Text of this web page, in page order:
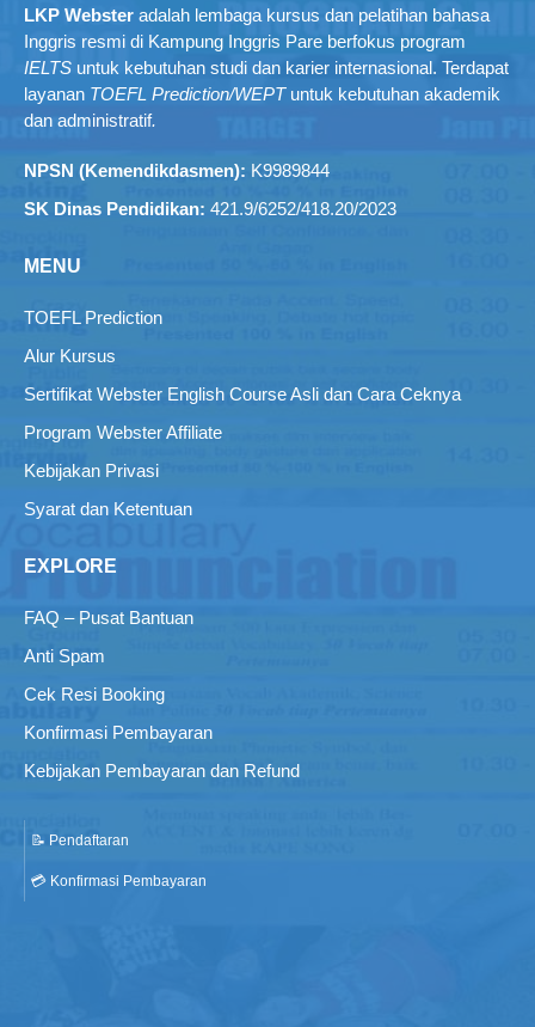
LKP Webster adalah lembaga kursus dan pelatihan bahasa
Inggris resmi di Kampung Inggris Pare berfokus program
IELTS untuk kebutuhan studi dan karier internasional. Terdapat
layanan TOEFL Prediction/WEPTuntuk kebutuhan akademik
dan administratif.
NPSN (Kemendikdasmen): K9989844
SK Dinas Pendidikan: 421.9/6252/418.20/2023
MENU
TOEFL Prediction
Alur Kursus
Sertifikat Webster English Course Asli dan Cara Ceknya
Program Webster Affiliate
Kebijakan Privasi
Syarat dan Ketentuan
EXPLORE
FAQ – Pusat Bantuan
Anti Spam
Cek Resi Booking
Konfirmasi Pembayaran
Kebijakan Pembayaran dan Refund
📝 Pendaftaran
💳 Konfirmasi Pembayaran